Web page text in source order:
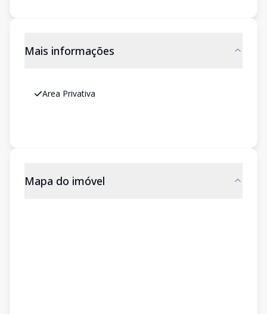
Mais informações
Area Privativa
Mapa do imóvel